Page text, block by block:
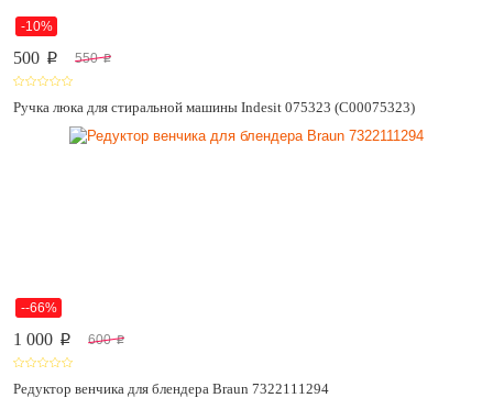
-10%
500 p 550 p
Ручка люка для стиральной машины Indesit 075323 (C00075323)
--66%
1 000 p 600 p
Редуктор венчика для блендера Braun 7322111294